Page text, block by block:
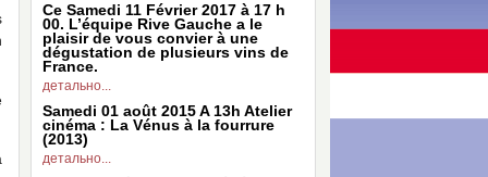
Ce Samedi 11 Février 2017 à 17 h
00. L’équipe Rive Gauche a le
plaisir de vous convier à une
dégustation de plusieurs vins de
France.
детально...
Samedi 01 août 2015 A 13h Atelier
cinéma : La Vénus à la fourrure
(2013)
детально...